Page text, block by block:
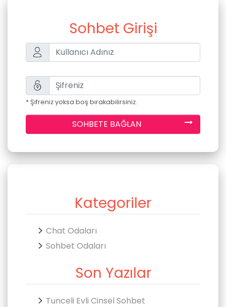
Sohbet Girişi
* Şifreniz yoksa boş bırakabilirsiniz.
SOHBETE BAĞLAN
Kategoriler
Chat Odaları
Sohbet Odaları
Son Yazılar
Tunceli Evli Cinsel Sohbet